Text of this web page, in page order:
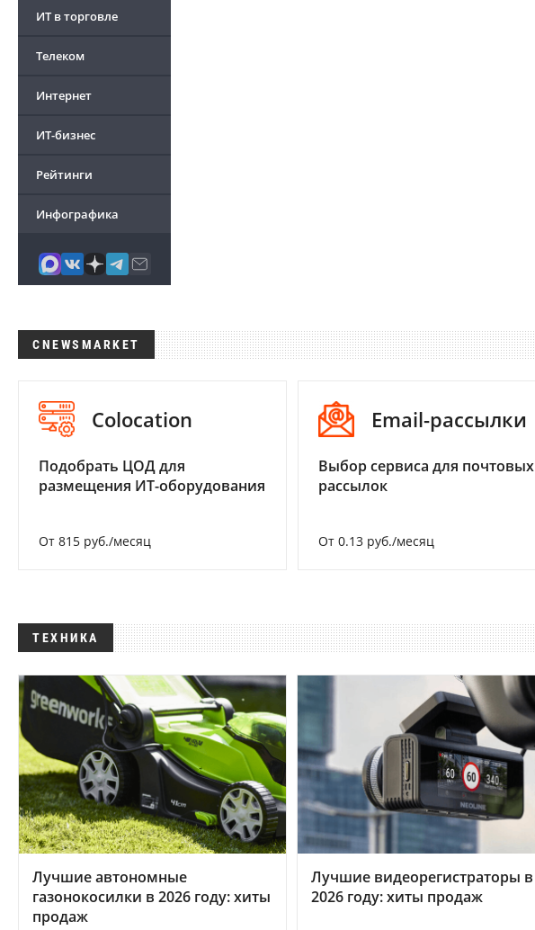
ИТ в торговле
Телеком
Интернет
ИТ-бизнес
Рейтинги
Инфографика
CNEWSMARKET
Colocation
Подобрать ЦОД для
размещения ИТ-оборудования
От 815 руб./месяц
Email-рассылки
Выбор сервиса для почтовых
рассылок
От 0.13 руб./месяц
ТЕХНИКА
Лучшие автономные
газонокосилки в 2026 году: хиты
продаж
Лучшие видеорегистраторы в
2026 году: хиты продаж